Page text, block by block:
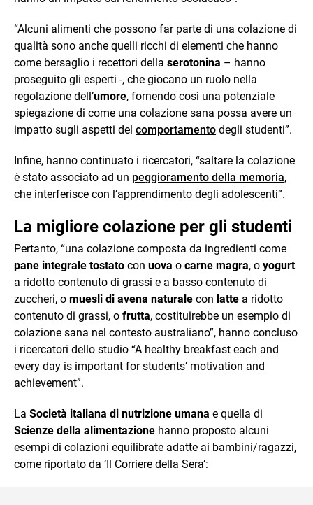
“Alcuni alimenti che possono far parte di una colazione di
qualità sono anche quelli ricchi di elementi che hanno
come bersaglio i recettori della serotonina – hanno
proseguito gli esperti -, che giocano un ruolo nella
regolazione dell’umore, fornendo così una potenziale
spiegazione di come una colazione sana possa avere un
impatto sugli aspetti del comportamento degli studenti”.
Infine, hanno continuato i ricercatori, “saltare la colazione
è stato associato ad un peggioramento della memoria,
che interferisce con l’apprendimento degli adolescenti”.
La migliore colazione per gli studenti
Pertanto, “una colazione composta da ingredienti come
pane integrale tostato con uova o carne magra, o yogurt
a ridotto contenuto di grassi e a basso contenuto di
zuccheri, o muesli di avena naturale con latte a ridotto
contenuto di grassi, o frutta, costituirebbe un esempio di
colazione sana nel contesto australiano”, hanno concluso
i ricercatori dello studio “A healthy breakfast each and
every day is important for students’ motivation and
achievement”.
La Società italiana di nutrizione umana e quella di
Scienze della alimentazione hanno proposto alcuni
esempi di colazioni equilibrate adatte ai bambini/ragazzi,
come riportato da ‘Il Corriere della Sera’: